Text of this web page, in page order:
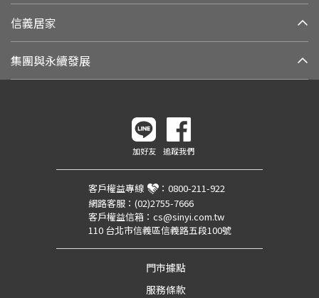
信義居家
集團與永續發展
加好友 追蹤我們
客戶權益專線 ： 0800-211-922
網路客服： (02)2755-7666
客戶權益信箱： cs@sinyi.com.tw
110 台北市信義區信義路五段100號
門市據點
服務條款